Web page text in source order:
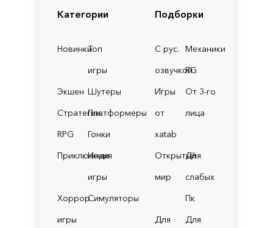
Категории
НовинкиТоп
игры
Экшен Шутеры
СтратегииПлатформеры
RPG
Гонки
Приключения
Инди
игры
Хоррор
игры
Симуляторы
Подборки
С рус.
озвучкой
Механики
RG
Игры
от
xatab
От 3-го
лица
Открытый
мир
Для
слабых
Пк
Для
Для